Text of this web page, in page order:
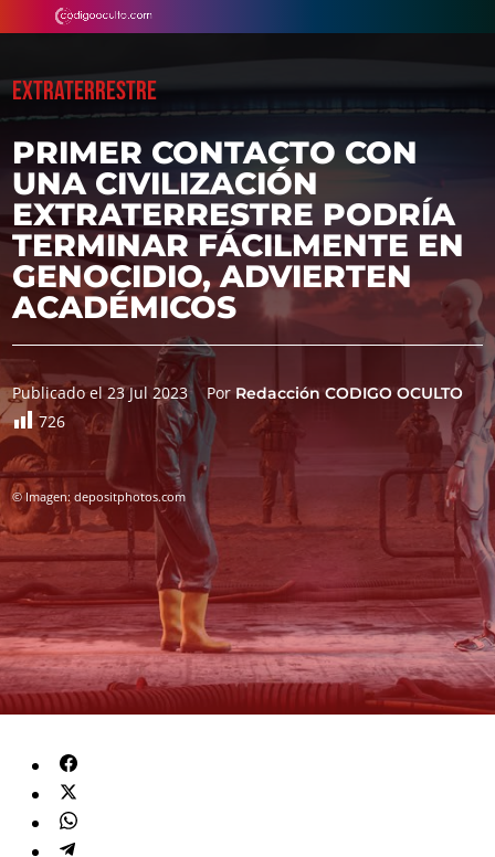
EXTRATERRESTRE
PRIMER CONTACTO CON
UNA CIVILIZACIÓN
EXTRATERRESTRE PODRÍA
TERMINAR FÁCILMENTE EN
GENOCIDIO, ADVIERTEN
ACADÉMICOS
Publicado el 23 Jul 2023 Por Redacción CODIGO OCULTO
726
© Imagen: depositphotos.com